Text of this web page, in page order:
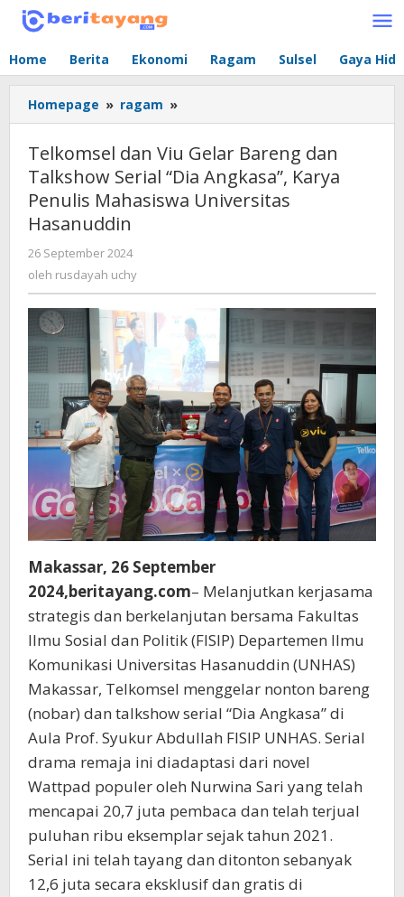
Lewati
Home Berita Ekonomi Ragam Sulsel Gaya
Homepage » ragam »
dan
Gelar
Bareng
dan
Karya
Penulis
Mahasiswa
Universitas
Hasanuddin
Telkomsel dan Viu Gelar Bareng dan
Talkshow Serial “Dia Angkasa”, Karya
Penulis Mahasiswa Universitas
Hasanuddin
26 September 2024
oleh rusdayah uchy
Makassar, 26 September
2024,beritayang.com– Melanjutkan kerjasama
strategis dan berkelanjutan bersama Fakultas
Ilmu Sosial dan Politik (FISIP) Departemen Ilmu
Komunikasi Universitas Hasanuddin (UNHAS)
Makassar, Telkomsel menggelar nonton bareng
(nobar) dan talkshow serial “Dia Angkasa” di
Aula Prof. Syukur Abdullah FISIP UNHAS. Serial
drama remaja ini diadaptasi dari novel
Wattpad populer oleh Nurwina Sari yang telah
mencapai 20,7 juta pembaca dan telah terjual
puluhan ribu eksemplar sejak tahun 2021.
Serial ini telah tayang dan ditonton sebanyak
12,6 juta secara eksklusif dan gratis di